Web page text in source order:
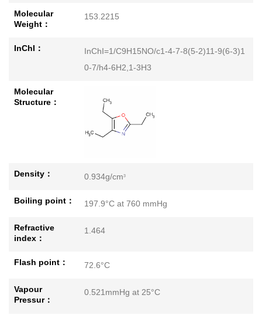
Molecular
Weight：
153.2215
InChI：
InChI=1/C9H15NO/c1-4-7-8(5-2)11-9(6-3)1
0-7/h4-6H2,1-3H3
Molecular
Structure：
Density： 0.934g/cm3
Boiling point： 197.9°C at 760 mmHg
Refractive
index：
1.464
Flash point： 72.6°C
Vapour
Pressur：
0.521mmHg at 25°C